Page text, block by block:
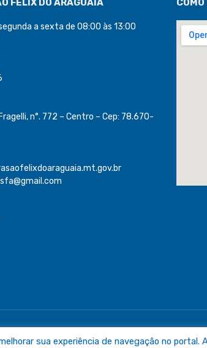
FÉLIX DO ARAGUAIA
a sexta de 08:00 às 13:00
n°. 772 – Centro – Cep: 78.670-
sua experiência de navegação no